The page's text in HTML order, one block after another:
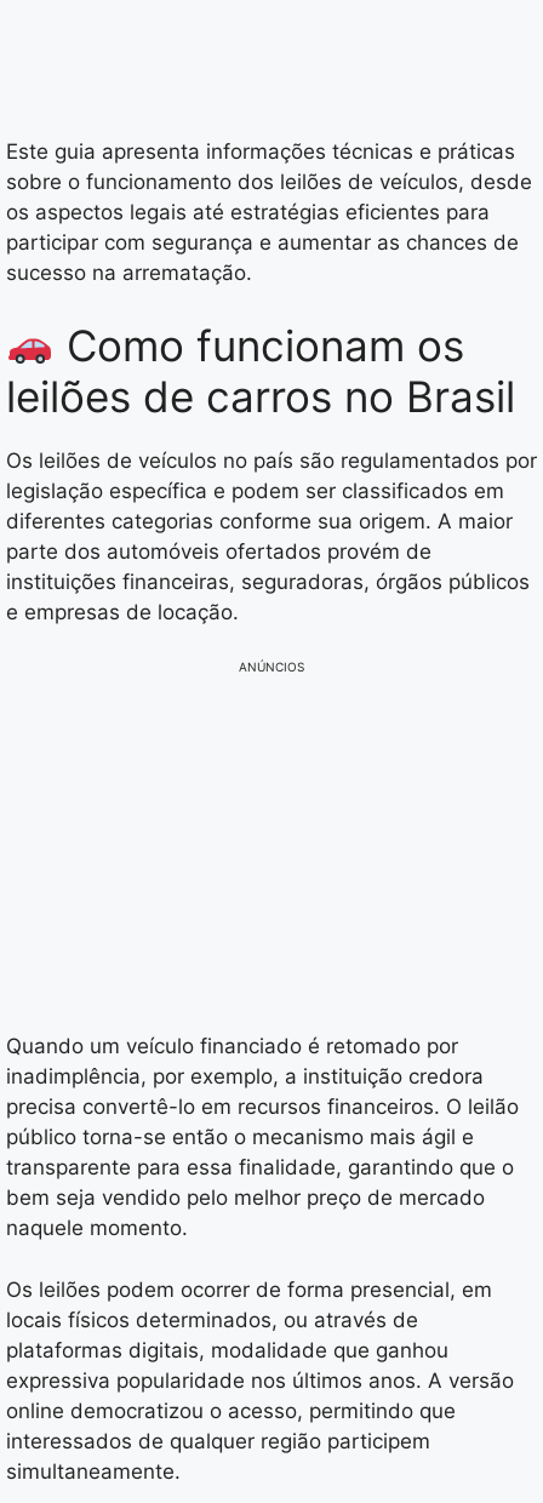
Este guia apresenta informações técnicas e práticas
sobre o funcionamento dos leilões de veículos, desde
os aspectos legais até estratégias eficientes para
participar com segurança e aumentar as chances de
sucesso na arrematação.
Como funcionam os
leilões de carros no Brasil
Os leilões de veículos no país são regulamentados por
legislação específica e podem ser classificados em
diferentes categorias conforme sua origem. A maior
parte dos automóveis ofertados provém de
instituições financeiras, seguradoras, órgãos públicos
e empresas de locação.
ANÚNCIOS
Quando um veículo financiado é retomado por
inadimplência, por exemplo, a instituição credora
precisa convertê-lo em recursos financeiros. O leilão
público torna-se então o mecanismo mais ágil e
transparente para essa finalidade, garantindo que o
bem seja vendido pelo melhor preço de mercado
naquele momento.
Os leilões podem ocorrer de forma presencial, em
locais físicos determinados, ou através de
plataformas digitais, modalidade que ganhou
expressiva popularidade nos últimos anos. A versão
online democratizou o acesso, permitindo que
interessados de qualquer região participem
simultaneamente.